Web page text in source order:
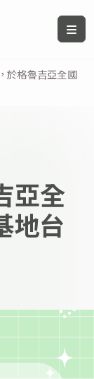
格魯吉亞全國
亞全
地台